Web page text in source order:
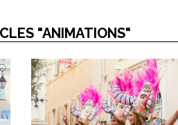
"ANIMATIONS"